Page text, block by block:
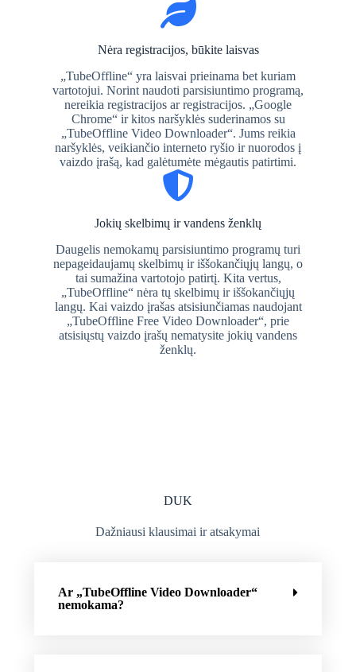
Nėra registracijos, būkite laisvas
„TubeOffline“ yra laisvai prieinama bet kuriam
vartotojui. Norint naudoti parsisiuntimo programą,
nereikia registracijos ar registracijos. „Google
Chrome“ ir kitos naršyklės suderinamos su
„TubeOffline Video Downloader“. Jums reikia
naršyklės, veikiančio interneto ryšio ir nuorodos į
vaizdo įrašą, kad galėtumėte mėgautis patirtimi.
Jokių skelbimų ir vandens ženklų
Daugelis nemokamų parsisiuntimo programų turi
nepageidaujamų skelbimų ir iššokančiųjų langų, o
tai sumažina vartotojo patirtį. Kita vertus,
„TubeOffline“ nėra tų skelbimų ir iššokančiųjų
langų. Kai vaizdo įrašas atsisiunčiamas naudojant
„TubeOffline Free Video Downloader“, prie
atsisiųstų vaizdo įrašų nematysite jokių vandens
ženklų.
DUK
Dažniausi klausimai ir atsakymai
Ar „TubeOffline Video Downloader“
nemokama?